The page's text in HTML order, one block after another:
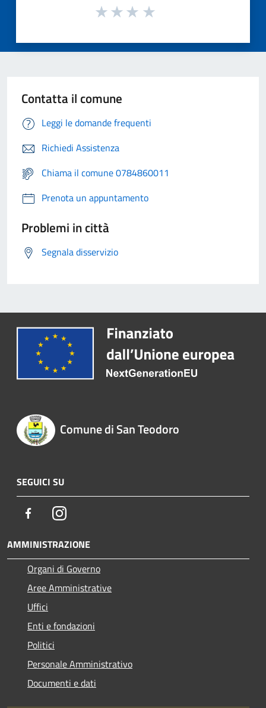
Contatta il comune
Leggi le domande frequenti
Richiedi Assistenza
Chiama il comune 0784860011
Prenota un appuntamento
Problemi in città
Segnala disservizio
Comune di San Teodoro
SEGUICI SU
FacebookInstagram
AMMINISTRAZIONE
Organi di Governo
Aree Amministrative
Uffici
Enti e fondazioni
Politici
Personale Amministrativo
Documenti e dati